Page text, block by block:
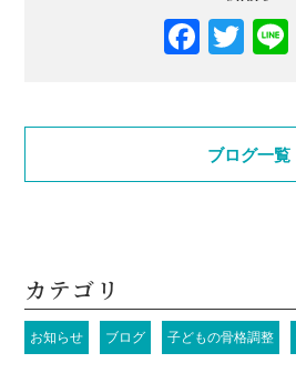
ブログ一覧
カテゴリ
お知らせ ブログ 子どもの骨格調整